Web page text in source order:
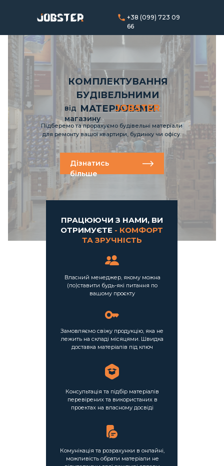
+38 (099) 723 09
66
КОМПЛЕКТУВАННЯ
БУДІВЕЛЬНИМИ
МАТЕРІАЛАМИ
від
магазину
JOBSTER
Підберемо та прорахуємо будівельні матеріали
для ремонту вашої квартири, будинку чи офісу.
Дізнатись
більше
ПРАЦЮЮЧИ З НАМИ, ВИ
ОТРИМУЄТЕ - КОМФОРТ
ТА ЗРУЧНІСТЬ
Власний менеджер, якому можна
(по)ставити будь-які питання по
вашому проєкту
Замовляємо свіжу продукцію, яка не
лежить на складі місяцями. Швидка
доставка матеріалів під ключ
Комунікація та розрахунки в онлайні,
можливість обрати матеріали не
Консультація та підбір матеріалів
перевірених та використаних в
проектах на власному досвіді